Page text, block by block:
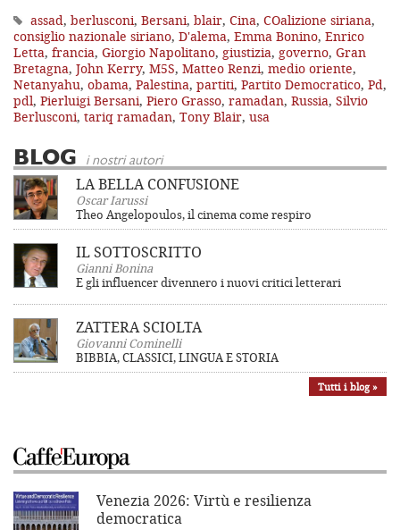
assad, berlusconi, Bersani, blair, Cina, COalizione siriana,
consiglio nazionale siriano, D'alema, Emma Bonino, Enrico
Letta, francia, Giorgio Napolitano, giustizia, governo, Gran
Bretagna, John Kerry, M5S, Matteo Renzi, medio oriente,
Netanyahu, obama, Palestina, partiti, Partito Democratico, Pd,
pdl, Pierluigi Bersani, Piero Grasso, ramadan, Russia, Silvio
Berlusconi, tariq ramadan, Tony Blair, usa
BLOG i nostri autori
LA BELLA CONFUSIONE
Oscar Iarussi
Theo Angelopoulos, il cinema come respiro
IL SOTTOSCRITTO
Gianni Bonina
E gli influencer divennero i nuovi critici letterari
ZATTERA SCIOLTA
Giovanni Cominelli
BIBBIA, CLASSICI, LINGUA E STORIA
Tutti i blog »
Venezia 2026: Virtù e resilienza
democratica